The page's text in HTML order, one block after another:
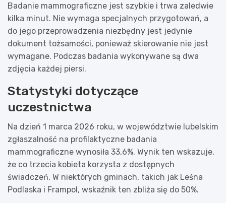
Badanie mammograficzne jest szybkie i trwa zaledwie
kilka minut. Nie wymaga specjalnych przygotowań, a
do jego przeprowadzenia niezbędny jest jedynie
dokument tożsamości, ponieważ skierowanie nie jest
wymagane. Podczas badania wykonywane są dwa
zdjęcia każdej piersi.
Statystyki dotyczące
uczestnictwa
Na dzień 1 marca 2026 roku, w województwie lubelskim
zgłaszalność na profilaktyczne badania
mammograficzne wynosiła 33,6%. Wynik ten wskazuje,
że co trzecia kobieta korzysta z dostępnych
świadczeń. W niektórych gminach, takich jak Leśna
Podlaska i Frampol, wskaźnik ten zbliża się do 50%.